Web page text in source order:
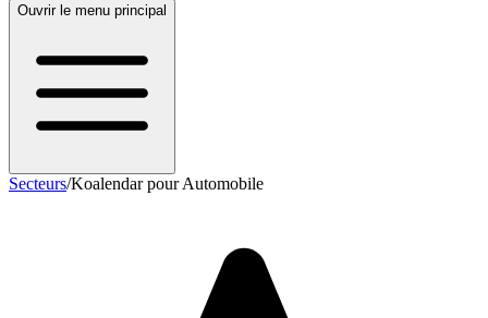
Ouvrir le menu principal
Secteurs/Koalendar pour Automobile